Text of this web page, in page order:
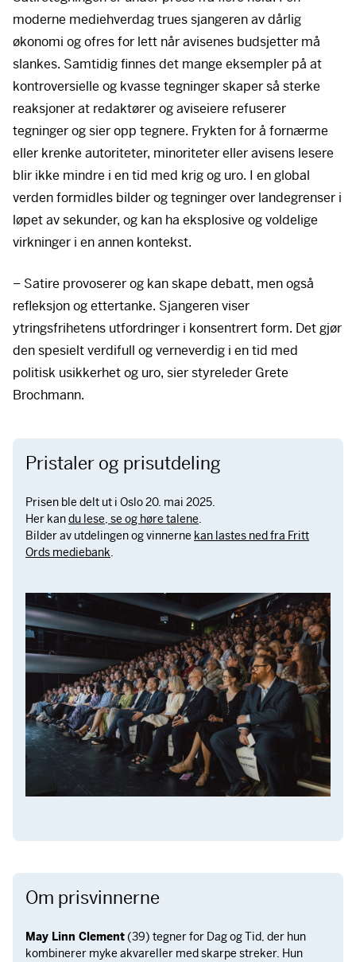
moderne mediehverdag trues sjangeren av dårlig
økonomi og ofres for lett når avisenes budsjetter må
slankes. Samtidig finnes det mange eksempler på at
kontroversielle og kvasse tegninger skaper så sterke
reaksjoner at redaktører og aviseiere refuserer
tegninger og sier opp tegnere. Frykten for å fornærme
eller krenke autoriteter, minoriteter eller avisens lesere
blir ikke mindre i en tid med krig og uro. I en global
verden formidles bilder og tegninger over landegrenser i
løpet av sekunder, og kan ha eksplosive og voldelige
virkninger i en annen kontekst.
– Satire provoserer og kan skape debatt, men også
refleksjon og ettertanke. Sjangeren viser
ytringsfrihetens utfordringer i konsentrert form. Det gjør
den spesielt verdifull og verneverdig i en tid med
politisk usikkerhet og uro, sier styreleder Grete
Brochmann.
Pristaler og prisutdeling
Prisen ble delt ut i Oslo 20. mai 2025.
Her kandu lese, se og høre talene.
Bilder av utdelingen og vinnerne kan lastes ned fra Fritt
Ords mediebank.
Om prisvinnerne
May Linn Clement(39) tegner for Dag og Tid, der hun
kombinerer myke akvareller med skarpe streker. Hun